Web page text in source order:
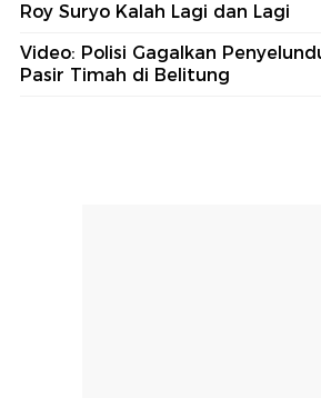
Roy Suryo Kalah Lagi dan Lagi
Video: Polisi Gagalkan
Pasir Timah di Belitung